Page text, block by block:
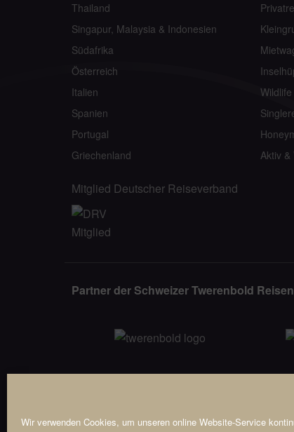
Wir verwenden Cookies, um unseren online Website-Service
Thailand
Singapur, Malaysia & Indonesien
Südafrika
Österreich
Italien
Spanien
Portugal
Griechenland
Aktiv &
Mitglied Deutscher Reiseverband
Partner der Schweizer Twerenbold